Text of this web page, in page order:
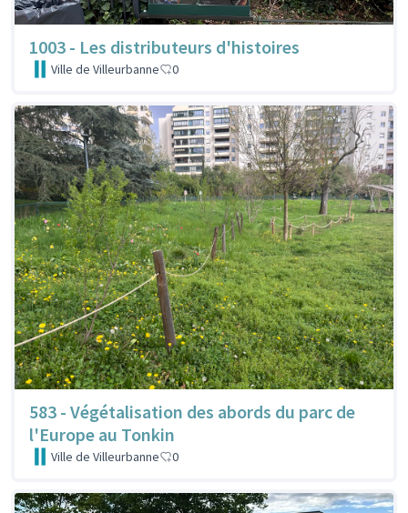
1003 - Les distributeurs d'histoires
Ville de Villeurbanne 0
583 - Végétalisation des abords du parc de
l'Europe au Tonkin
Ville de Villeurbanne 0